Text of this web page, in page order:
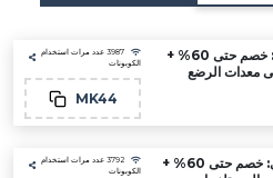
خصومات فيرستكراي: خصم حتى 60% +
3987 عدد مرات استخدام
الكوبونات
MK44
برومو كود فيرستكراي: خصم حتى 60% +
3792 عدد مرات استخدام
الكوبونات